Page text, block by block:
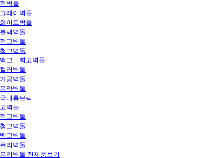
적벽돌
그레이벽돌
화이트벽돌
블랙벽돌
적고벽돌
청고벽돌
백고ㆍ회고벽돌
컬러벽돌
가공벽돌
유약벽돌
국내롱브릭
고벽돌
적고벽돌
청고벽돌
백고벽돌
유리벽돌
유리벽돌 전제품보기